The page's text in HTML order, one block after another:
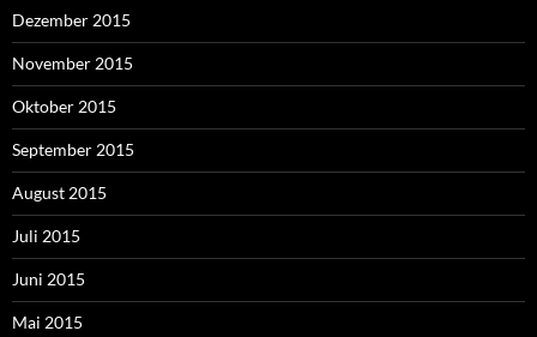
Dezember 2015
November 2015
Oktober 2015
September 2015
August 2015
Juli 2015
Juni 2015
Mai 2015